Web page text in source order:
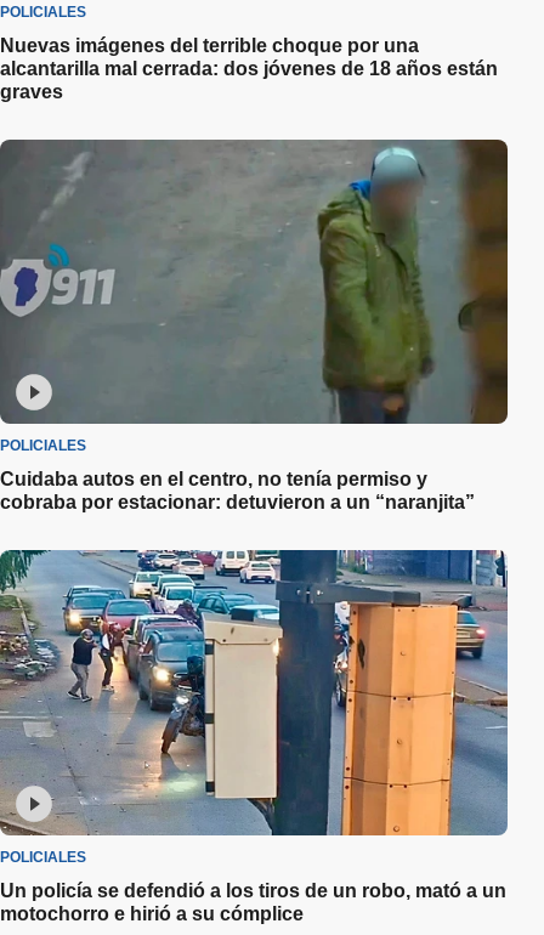
POLICIALES
Nuevas imágenes del terrible choque por una
alcantarilla mal cerrada: dos jóvenes de 18 años están
graves
POLICIALES
Cuidaba autos en el centro, no tenía permiso y
cobraba por estacionar: detuvieron a un “naranjita”
POLICIALES
Un policía se defendió a los tiros de un robo, mató a un
motochorro e hirió a su cómplice